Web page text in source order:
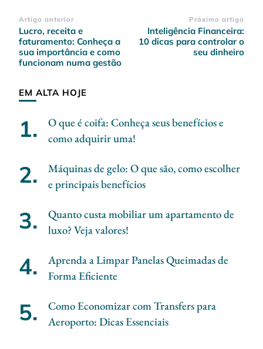
Navegação
de
post
Artigo anterior
Lucro, receita e
faturamento: Conheça a
sua importância e como
funcionam numa gestão
Próximo artigo
Inteligência Financeira:
10 dicas para controlar o
seu dinheiro
EM ALTA HOJE
O que é coifa: Conheça seus benefícios e
como adquirir uma!
Máquinas de gelo: O que são, como escolher
e principais benefícios
Quanto custa mobiliar um apartamento de
luxo? Veja valores!
Aprenda a Limpar Panelas Queimadas de
Forma Eficiente
Como Economizar com Transfers para
Aeroporto: Dicas Essenciais